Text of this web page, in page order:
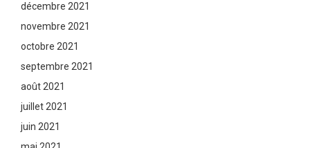
décembre 2021
novembre 2021
octobre 2021
septembre 2021
août 2021
juillet 2021
juin 2021